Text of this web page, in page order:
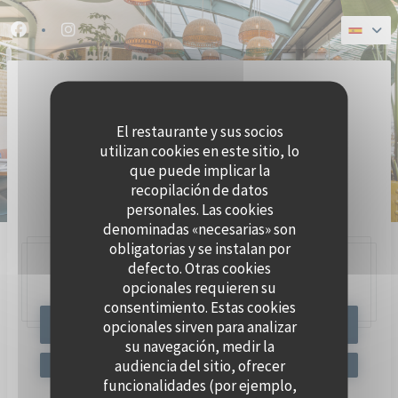
Personalización de sus opciones de cookies
El restaurante y sus socios
utilizan cookies en este sitio, lo
que puede implicar la
recopilación de datos
personales. Las cookies
denominadas «necesarias» son
obligatorias y se instalan por
defecto. Otras cookies
opcionales requieren su
consentimiento. Estas cookies
opcionales sirven para analizar
su navegación, medir la
audiencia del sitio, ofrecer
funcionalidades (por ejemplo,
Facebook ((abre en una nueva ventana))
Instagram ((abre en una nueva ventana))
BRASSERIE SEAFOOD
47, Quai Charles Pasqua,92300 Levallois-Perret
RESERVAR UNA MESA